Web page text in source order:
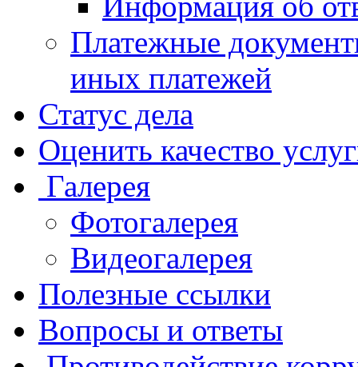
Платежные
иных платежей
Статус дела
Оценить качество
Галерея
Фотогалерея
Видеогалерея
Полезные ссылки
Вопросы и ответы